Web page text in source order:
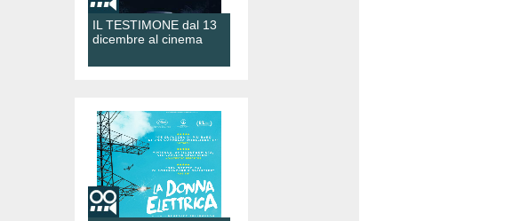
IL TESTIMONE dal 13
dicembre al cinema